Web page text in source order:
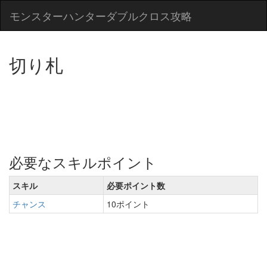
モンスターハンターダブルクロス攻略
切り札
必要なスキルポイント
スキル
必要ポイント数
チャンス
10ポイント